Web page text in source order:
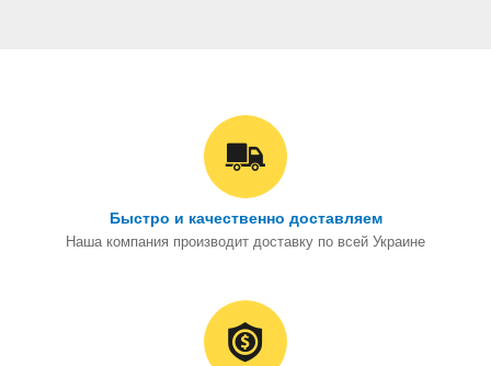
Быстро и качественно доставляем
Наша компания производит доставку по всей Украине